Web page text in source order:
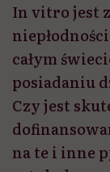
In vitro jest
całym
posiadaniu
Czy jest
na te i inne